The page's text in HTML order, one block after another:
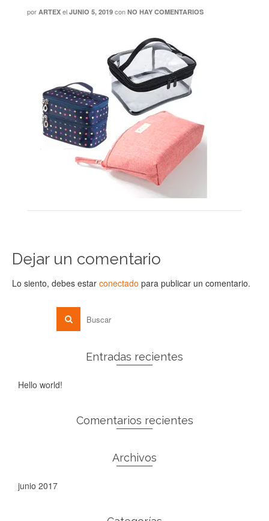
por ARTEX el JUNIO 5, 2019 con NO HAY COMENTARIOS
Dejar un comentario
Lo siento, debes estar conectado para publicar un comentario.
Entradas recientes
Hello world!
Comentarios recientes
Archivos
junio 2017